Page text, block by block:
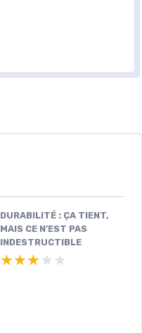
DURABILITÉ : ÇA TIENT,
MAIS CE N’EST PAS
INDESTRUCTIBLE
★★★★★
★★★★★